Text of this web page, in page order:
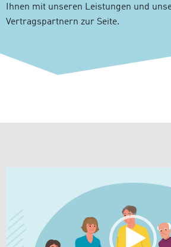
Ihnen mit unseren Leistungen und
Vertragspartnern zur Seite.